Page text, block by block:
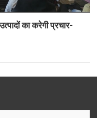
का करेगी प्रचार-